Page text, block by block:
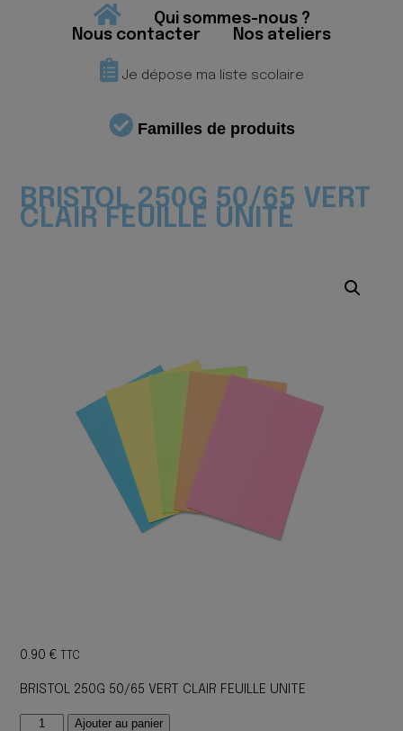
Qui sommes-nous ?
Nous contacter
Nos ateliers
Je dépose ma liste scolaire
Familles de produits
BRISTOL 250G 50/65 VERT
CLAIR FEUILLE UNITE
0.90€ TTC
BRISTOL 250G 50/65 VERT CLAIR FEUILLE UNITE
quantité Ajouter au panier